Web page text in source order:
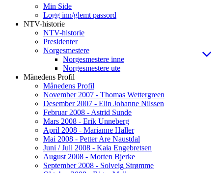
Min Side
Logg inn/glemt passord
NTV-historie
NTV-historie
Presidenter
Norgesmestere
Norgesmestere inne
Norgesmestere ute
Månedens Profil
Månedens Profil
November 2007 - Thomas Wettergreen
Desember 2007 - Elin Johanne Nilssen
Februar 2008 - Astrid Sunde
Mars 2008 - Erik Unneberg
April 2008 - Marianne Haller
Mai 2008 - Petter Are Naustdal
Juni / Juli 2008 - Kaia Engebretsen
August 2008 - Morten Bjerke
September 2008 - Solveig Strømme